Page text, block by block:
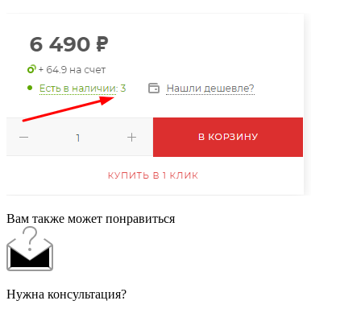
Вам также может понравиться
Нужна консультация?